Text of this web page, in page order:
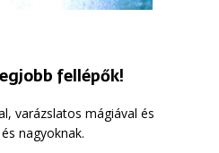
fellépők!
varázslatos mágiával és
nagyoknak.